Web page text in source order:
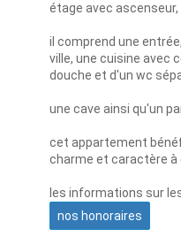
étage avec ascenseur,
il comprend une
ville, une cuisine avec
douche et d'un wc
une cave ainsi qu'un
cet appartement
charme et caractère à
les informations sur
nos honoraires